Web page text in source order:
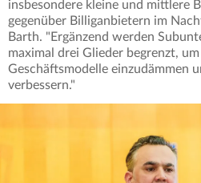
insbesondere kleine und mittlere
gegenüber Billiganbietern im
Barth. "Ergänzend werden
maximal drei Glieder begrenzt,
Geschäftsmodelle einzudämmen
verbessern."